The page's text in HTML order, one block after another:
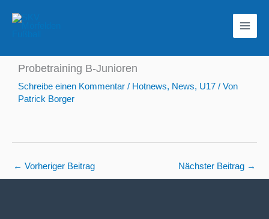
Inhalt
Probetraining B-Junioren
Schreibe einen Kommentar / Hotnews, News, U17 / Von
Patrick Borger
← Vorheriger Beitrag Nächster Beitrag →